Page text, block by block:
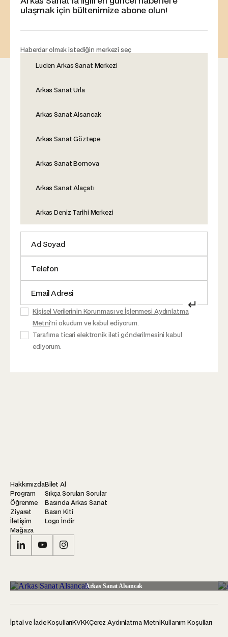
ulaşmak için bültenimize abone olun!
Haberdar olmak istediğin merkezi seç
Lucien Arkas Sanat Merkezi
Arkas Sanat Urla
Arkas Sanat Alsancak
Arkas Sanat Göztepe
Arkas Sanat Bornova
Arkas Sanat Alaçatı
Arkas Deniz Tarihi Merkezi
Kişisel Verilerinin Korunması ve İşlenmesi Aydınlatma
Metni'ni okudum ve kabul ediyorum.
Tarafıma ticari elektronik ileti gönderilmesini kabul
ediyorum.
↵
Hakkımızda
Program
Öğrenme
Ziyaret
İletişim
Mağaza
Bilet Al
Sıkça Sorulan Sorular
Basında Arkas Sanat
Basın Kiti
Logo İndir
Arkas Sanat Alsancak
İptal ve İade KoşullarıKVKKÇerez Aydınlatma MetniKullanım Koşulları